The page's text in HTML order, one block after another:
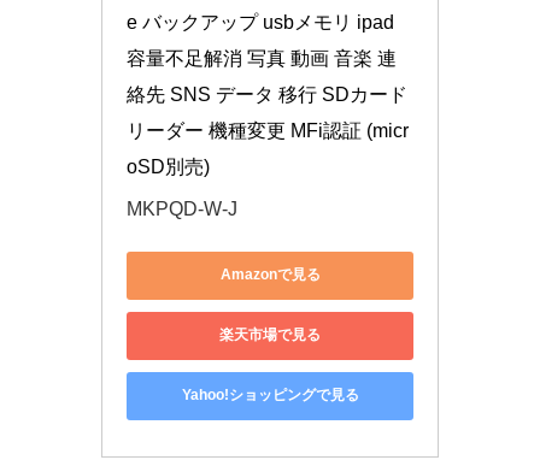
e バックアップ usbメモリ ipad
容量不足解消 写真 動画 音楽 連
絡先 SNS データ 移行 SDカード
リーダー 機種変更 MFi認証 (micr
oSD別売)
MKPQD-W-J
Amazonで見る
楽天市場で見る
Yahoo!ショッピングで見る